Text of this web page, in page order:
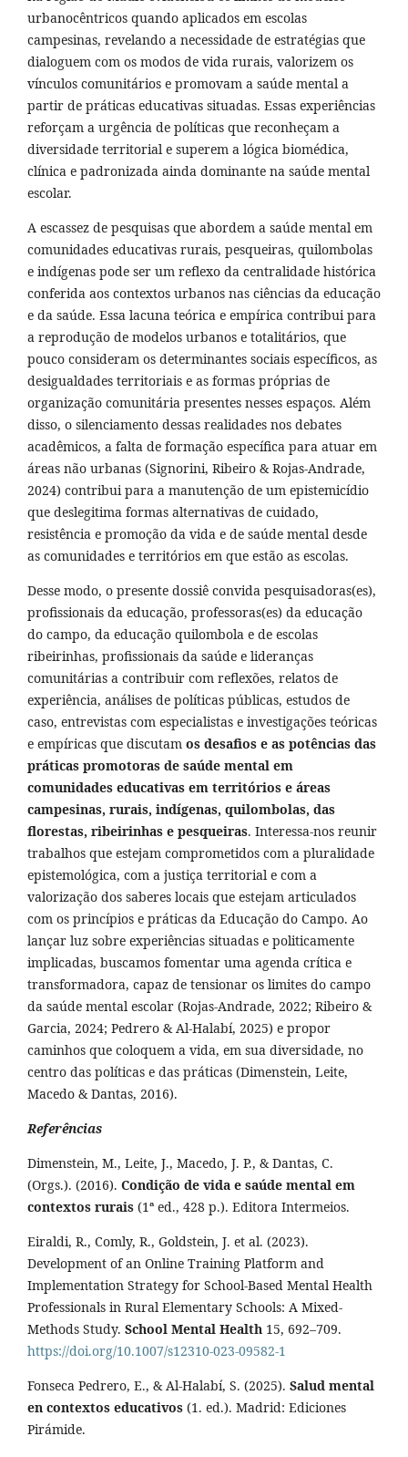
urbanocêntricos quando aplicados em escolas
campesinas, revelando a necessidade de estratégias que
dialoguem com os modos de vida rurais, valorizem os
vínculos comunitários e promovam a saúde mental a
partir de práticas educativas situadas. Essas experiências
reforçam a urgência de políticas que reconheçam a
diversidade territorial e superem a lógica biomédica,
clínica e padronizada ainda dominante na saúde mental
escolar.
A escassez de pesquisas que abordem a saúde mental em
comunidades educativas rurais, pesqueiras, quilombolas
e indígenas pode ser um reflexo da centralidade histórica
conferida aos contextos urbanos nas ciências da educação
e da saúde. Essa lacuna teórica e empírica contribui para
a reprodução de modelos urbanos e totalitários, que
pouco consideram os determinantes sociais específicos, as
desigualdades territoriais e as formas próprias de
organização comunitária presentes nesses espaços. Além
disso, o silenciamento dessas realidades nos debates
acadêmicos, a falta de formação específica para atuar em
áreas não urbanas (Signorini, Ribeiro & Rojas-Andrade,
2024) contribui para a manutenção de um epistemicídio
que deslegitima formas alternativas de cuidado,
resistência e promoção da vida e de saúde mental desde
as comunidades e territórios em que estão as escolas.
Desse modo, o presente dossiê convida pesquisadoras(es),
profissionais da educação, professoras(es) da educação
do campo, da educação quilombola e de escolas
ribeirinhas, profissionais da saúde e lideranças
comunitárias a contribuir com reflexões, relatos de
experiência, análises de políticas públicas, estudos de
caso, entrevistas com especialistas e investigações teóricas
e empíricas que discutam os desafios e as potências das
práticas promotoras de saúde mental em
comunidades educativas em territórios e áreas
campesinas, rurais, indígenas, quilombolas, das
florestas, ribeirinhas e pesqueiras. Interessa-nos reunir
trabalhos que estejam comprometidos com a pluralidade
epistemológica, com a justiça territorial e com a
valorização dos saberes locais que estejam articulados
com os princípios e práticas da Educação do Campo. Ao
lançar luz sobre experiências situadas e politicamente
implicadas, buscamos fomentar uma agenda crítica e
transformadora, capaz de tensionar os limites do campo
da saúde mental escolar (Rojas-Andrade, 2022; Ribeiro &
Garcia, 2024; Pedrero & Al‑Halabí, 2025) e propor
caminhos que coloquem a vida, em sua diversidade, no
centro das políticas e das práticas (Dimenstein, Leite,
Macedo & Dantas, 2016).
Referências
Dimenstein, M., Leite, J., Macedo, J. P., & Dantas, C.
(Orgs.). (2016). Condição de vida e saúde mental em
contextos rurais (1ª ed., 428 p.). Editora Intermeios.
Eiraldi, R., Comly, R., Goldstein, J. et al. (2023).
Development of an Online Training Platform and
Implementation Strategy for School-Based Mental Health
Professionals in Rural Elementary Schools: A Mixed-
Methods Study. School Mental Health 15, 692–709.
https://doi.org/10.1007/s12310-023-09582-1
Fonseca Pedrero, E., & Al‑Halabí, S. (2025). Salud mental
en contextos educativos (1. ed.). Madrid: Ediciones
Pirámide.